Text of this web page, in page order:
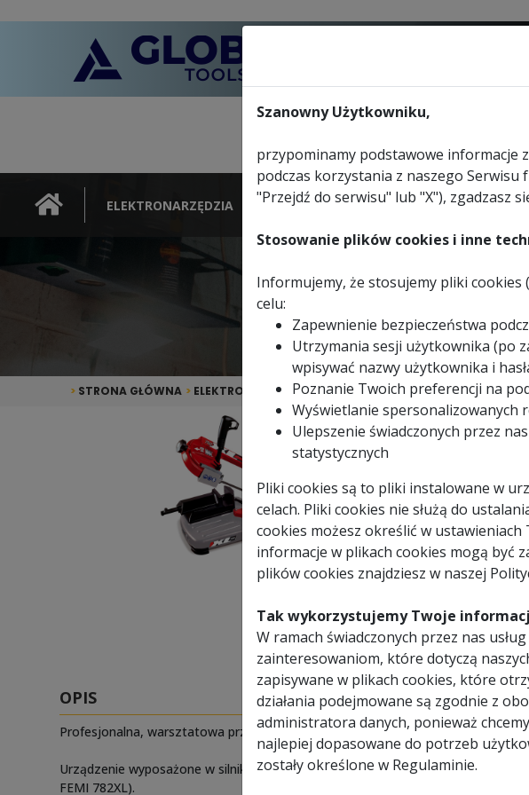
ELEKTRONARZĘDZIA NARZĘDZIA
URZĄDZENIA
Szanowny Użytkowniku,
przypominamy podstawowe informacje
podczas korzystania z naszego
"Przejdź do serwisu" lub "X"), zgadzasz
Stosowanie plików cookies i inne
Informujemy, że stosujemy pliki
celu:
Zapewnienie bezpieczeństwa
Utrzymania sesji użytkownika (po
wpisywać nazwy użytkownika i
Poznanie Twoich preferencji na
Wyświetlanie spersonalizowanych
Ulepszenie świadczonych przez
statystycznych
Pliki cookies są to pliki instalowane w
celach. Pliki cookies nie służą do
cookies możesz określić w
informacje w plikach cookies mogą być
plików cookies znajdziesz w naszej
Tak wykorzystujemy Twoje
W ramach świadczonych przez nas
zainteresowaniom, które dotyczą
zapisywane w plikach cookies, które
działania podejmowane są zgodnie z
administratora danych, ponieważ
najlepiej dopasowane do potrzeb
zostały określone w Regulaminie.
Przecinarka
> STRONA GŁÓWNA > ELEKTRONARZĘDZIA >PRZECINARKI TAŚMOWE >
8025191803805
950 W
mm
mm
mm
x 400 x 500 mm
miesiące
OPIS
Profesjonalna, warsztatowa przecinarka taśmowa włoskiej firmy Femi, model
Urządzenie wyposażone w silnik o dużej mocy 950W zapewniający komfort
FEMI 782XL).